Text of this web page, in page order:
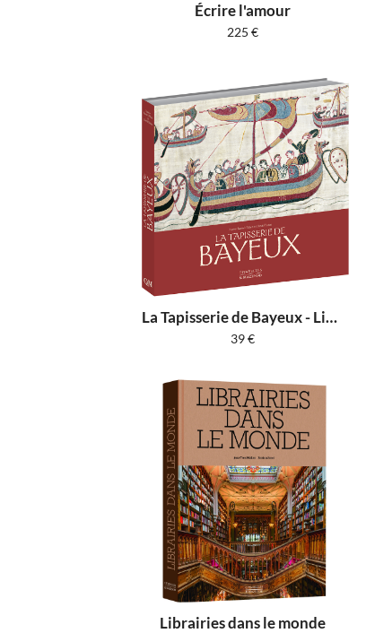
Écrire l'amour
225 €
La Tapisserie de Bayeux - Livret
39€
Librairies dans le monde